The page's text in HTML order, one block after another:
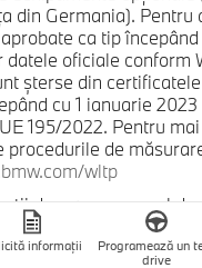
din Germania). Pentru
ca tip începând
datele oficiale conform
şterse din
cu 1 ianuarie
195/2022. Pentru
de
wltp
despre consumul de
de CO₂ în funcţie
pentru pasageri
informații
Programează un
drive